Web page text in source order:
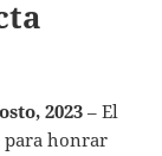
2023 – El
para honrar